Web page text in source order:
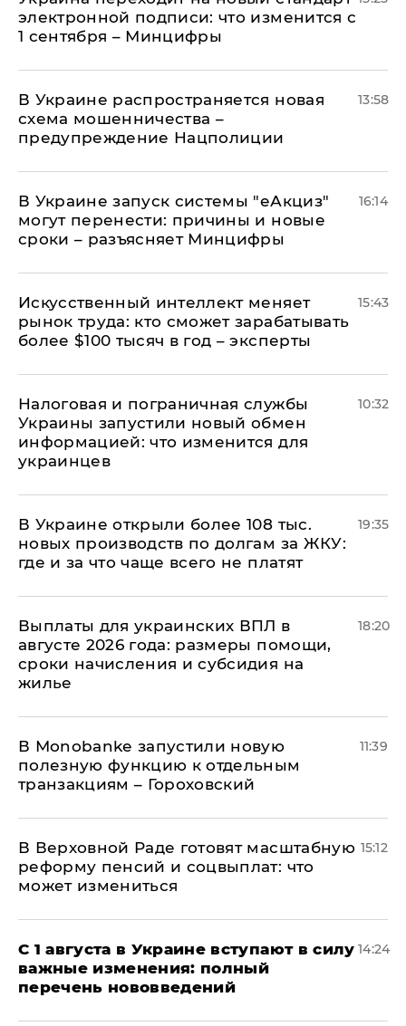
электронной подписи: что изменится с
1 сентября – Минцифры
В Украине распространяется новая
схема мошенничества –
предупреждение Нацполиции
13:58
В Украине запуск системы "еАкциз"
могут перенести: причины и новые
сроки – разъясняет Минцифры
16:14
Искусственный интеллект меняет
рынок труда: кто сможет зарабатывать
более $100 тысяч в год – эксперты
15:43
Налоговая и пограничная службы
Украины запустили новый обмен
информацией: что изменится для
украинцев
10:32
В Украине открыли более 108 тыс.
новых производств по долгам за ЖКУ:
где и за что чаще всего не платят
19:35
Выплаты для украинских ВПЛ в
августе 2026 года: размеры помощи,
сроки начисления и субсидия на
жилье
18:20
В Мonobankе запустили новую
полезную функцию к отдельным
транзакциям – Гороховский
11:39
В Верховной Раде готовят масштабную
реформу пенсий и соцвыплат: что
может измениться
15:12
С 1 августа в Украине вступают в силу
важные изменения: полный
перечень нововведений
14:24